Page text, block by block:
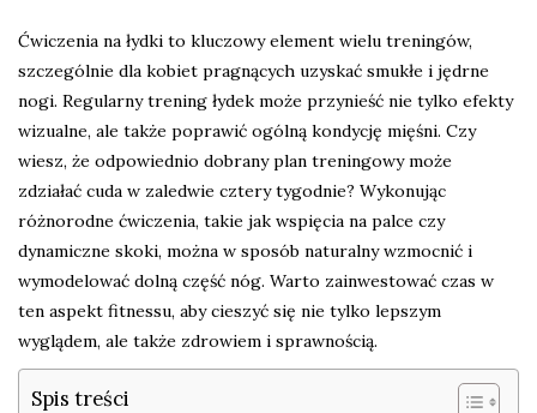
Ćwiczenia na łydki to kluczowy element wielu treningów,
szczególnie dla kobiet pragnących uzyskać smukłe i jędrne
nogi. Regularny trening łydek może przynieść nie tylko efekty
wizualne, ale także poprawić ogólną kondycję mięśni. Czy
wiesz, że odpowiednio dobrany plan treningowy może
zdziałać cuda w zaledwie cztery tygodnie? Wykonując
różnorodne ćwiczenia, takie jak wspięcia na palce czy
dynamiczne skoki, można w sposób naturalny wzmocnić i
wymodelować dolną część nóg. Warto zainwestować czas w
ten aspekt fitnessu, aby cieszyć się nie tylko lepszym
wyglądem, ale także zdrowiem i sprawnością.
Spis treści